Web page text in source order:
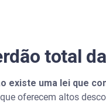
o perdão total da
o programa de
CadÚnico tem quanto de
total
existe uma lei que
oferecem altos